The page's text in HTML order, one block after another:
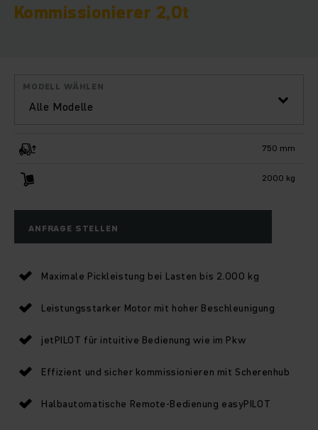
Kommissionierer 2,0t
Alle Modelle
MODELL WÄHLEN
750 mm
2000 kg
ANFRAGE STELLEN
Maximale Pickleistung bei Lasten bis 2.000 kg
Leistungsstarker Motor mit hoher Beschleunigung
jetPILOT für intuitive Bedienung wie im Pkw
Effizient und sicher kommissionieren mit Scherenhub
Halbautomatische Remote-Bedienung easyPILOT